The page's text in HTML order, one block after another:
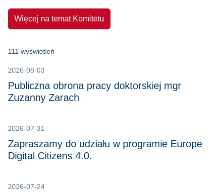
Więcej na temat Komitetu
111 wyświetleń
2026-08-03
Publiczna obrona pracy doktorskiej mgr
Zuzanny Zarach
2026-07-31
Zapraszamy do udziału w programie Europe
Digital Citizens 4.0.
2026-07-24